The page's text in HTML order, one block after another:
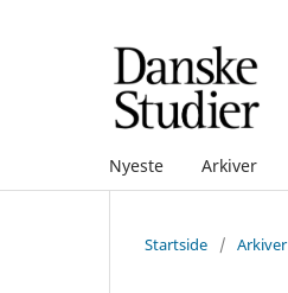
Nyeste Arkiver
Startside / Arkiver